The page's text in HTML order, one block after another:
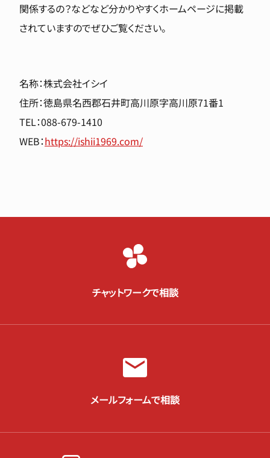
関係するの？などなど分かりやすくホームページに掲載
されていますのでぜひご覧ください。
名称：株式会社イシイ
住所：徳島県名西郡石井町高川原字高川原71番1
TEL：088-679-1410
WEB：https://ishii1969.com/
チャットワークで相談
メールフォームで相談